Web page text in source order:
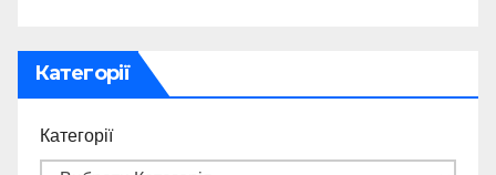
Категорії
Категорії